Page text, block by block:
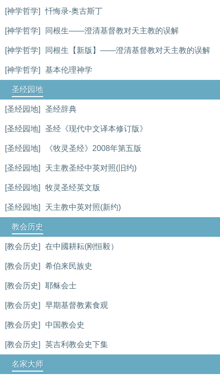
[神学哲学] 忏悔录-奥古斯丁
[神学哲学] 同根生——澄清基督教对天主教的误解
[神学哲学] 同根生【新版】——澄清基督教对天主教的误解
[神学哲学] 基本伦理神学
圣经园地
[圣经园地] 圣经辞典
[圣经园地] 圣经《现代中文译本修订版》
[圣经园地] 《牧灵圣经》2008年第五版
[圣经园地] 天主教圣经中英对照(旧约)
[圣经园地] 牧灵圣经英文版
[圣经园地] 天主教中英对照(新约)
教会历史
[教会历史] 在中國耕耘(刚恒毅）
[教会历史] 希伯来民族史
[教会历史] 耶稣会士
[教会历史] 早期基督教素食观
[教会历史] 中国教会史
[教会历史] 英吉利教会史下集
名家大师